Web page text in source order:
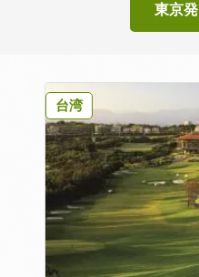
東京発
台湾